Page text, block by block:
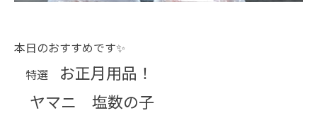
本日のおすすめです✨
特選 お正月用品！
ヤマニ 塩数の子